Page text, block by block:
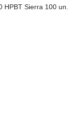
HPBT Sierra 100 un.